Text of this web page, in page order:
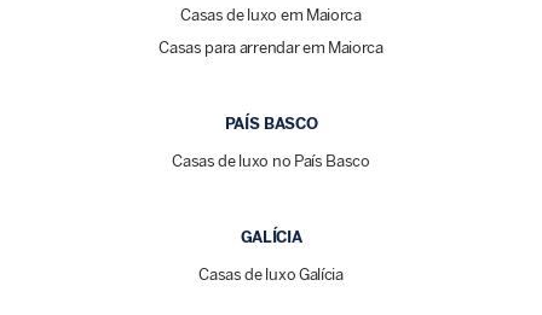
Casas de luxo em Maiorca
Casas para arrendar em Maiorca
PAÍS BASCO
Casas de luxo no País Basco
GALÍCIA
Casas de luxo Galícia